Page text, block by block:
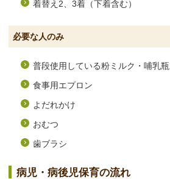
着替え2、3着（下着含む）
必要な人のみ
普段使用している粉ミルク・哺乳瓶
食事用エプロン
よだれかけ
おむつ
歯ブラシ
病児・病後児保育の流れ